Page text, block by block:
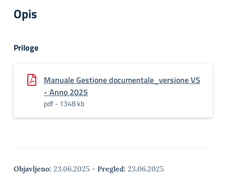
Opis
Priloge
Manuale Gestione documentale_versione VS
- Anno 2025
pdf - 1348 kb
Objavljeno: 23.06.2025 - Pregled: 23.06.2025